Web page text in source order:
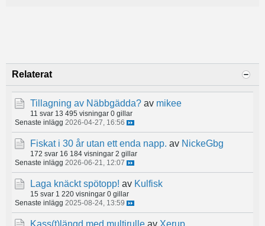
Relaterat
Tillagning av Näbbgädda? av mikee
11 svar 13 495 visningar 0 gillar
Senaste inlägg 2026-04-27, 16:56
Fiskat i 30 år utan ett enda napp. av NickeGbg
172 svar 16 184 visningar 2 gillar
Senaste inlägg 2026-06-21, 12:07
Laga knäckt spötopp! av Kulfisk
15 svar 1 220 visningar 0 gillar
Senaste inlägg 2025-08-24, 13:59